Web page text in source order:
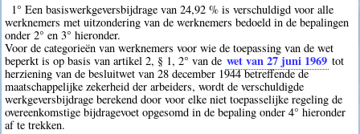
1° Een basiswerkgeversbijdrage van 24,92 % is verschuldigd voor alle
werknemers met uitzondering van de werknemers bedoeld in de bepalingen
onder 2° en 3° hieronder.
Voor de categorieën van werknemers voor wie de toepassing van de wet
beperkt is op basis van artikel 2, § 1, 2° van de wet van 27 juni 1969 tot
herziening van de besluitwet van 28 december 1944 betreffende de
maatschappelijke zekerheid der arbeiders, wordt de verschuldigde
werkgeversbijdrage berekend door voor elke niet toepasselijke regeling de
overeenkomstige bijdragevoet opgesomd in de bepaling onder 4° hieronder
af te trekken.